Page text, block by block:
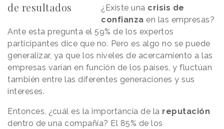
de resultados
¿Existe una crisis de
confianza en las empresas?
Ante esta pregunta el 59% de los expertos
participantes dice que no. Pero es algo no se puede
generalizar, ya que los niveles de acercamiento a las
empresas varían en función de los países, y fluctúan
también entre las diferentes generaciones y sus
intereses.
Entonces, ¿cuál es la importancia de la reputación
dentro de una compañía? El 85% de los